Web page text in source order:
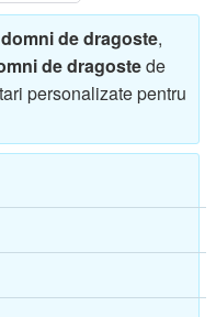
de dragoste,
de dragostede
personalizate pentru